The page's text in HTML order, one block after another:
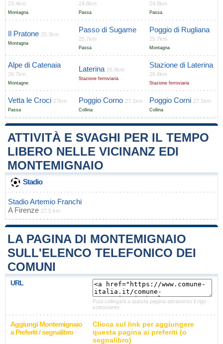
23.4km
Montagna
24.8km
Passa
24.8km
Passa
Il Pratone 25.3km
Montagna
Passo di Sugame
25.7km
Passa
Poggio di Rugliana
25.7km
Montagna
Alpe di Catenaia
26.7km
Montagne
Laterina 26.8km
Stazione ferroviaria
Stazione di Laterina
26.8km
Stazione ferroviaria
Vetta le Croci 27km
Passa
Poggio Corno 27.1km
Collina
Poggio Corni 27.1km
Collina
ATTIVITÀ E SVAGHI PER IL TEMPO
LIBERO NELLE VICINANZ EDI
MONTEMIGNAIO
Stadio
Stadio Artemio Franchi
A Firenze 27.5 km
LA PAGINA DI MONTEMIGNAIO
SULL'ELENCO TELEFONICO DEI
COMUNI
URL
Puoi collegarti a questa pagina attraverso il rigo
sottostante.
Aggiungi Montemignaio
a Preferiti / segnalibro
Clicca sul link per aggiungere
questa pagina ai preferiti (o
segnalibro)